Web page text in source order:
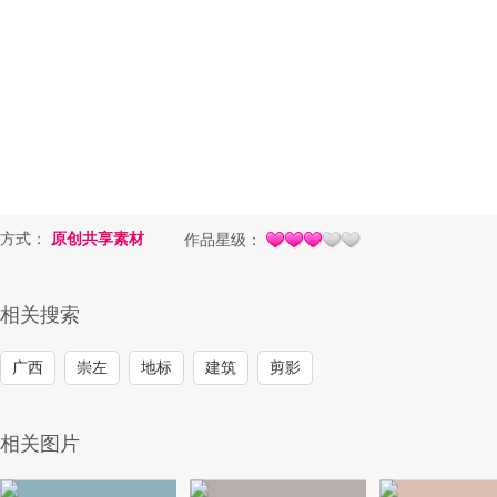
方式： 原创共享素材 作品星级：
相关搜索
广西 崇左 地标 建筑 剪影
相关图片